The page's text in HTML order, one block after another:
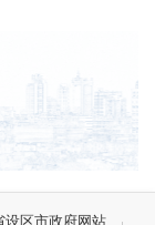
设区市政府网站